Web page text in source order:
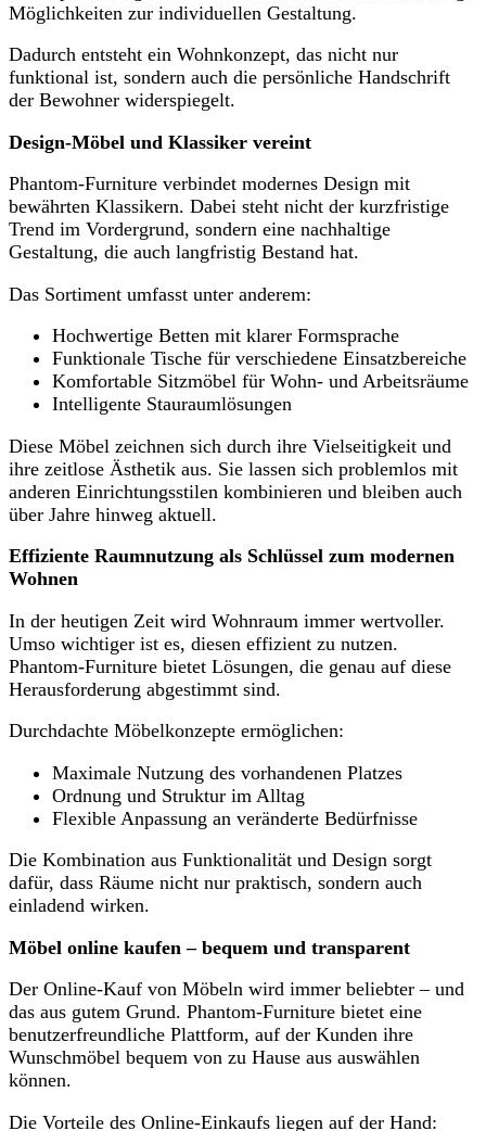
Möglichkeiten zur individuellen Gestaltung.
Dadurch entsteht ein Wohnkonzept, das nicht nur
funktional ist, sondern auch die persönliche Handschrift
der Bewohner widerspiegelt.
Design-Möbel und Klassiker vereint
Phantom-Furniture verbindet modernes Design mit
bewährten Klassikern. Dabei steht nicht der kurzfristige
Trend im Vordergrund, sondern eine nachhaltige
Gestaltung, die auch langfristig Bestand hat.
Das Sortiment umfasst unter anderem:
Hochwertige Betten mit klarer Formsprache
Funktionale Tische für verschiedene Einsatzbereiche
Komfortable Sitzmöbel für Wohn- und Arbeitsräume
Intelligente Stauraumlösungen
Diese Möbel zeichnen sich durch ihre Vielseitigkeit und
ihre zeitlose Ästhetik aus. Sie lassen sich problemlos mit
anderen Einrichtungsstilen kombinieren und bleiben auch
über Jahre hinweg aktuell.
Effiziente Raumnutzung als Schlüssel zum modernen
Wohnen
In der heutigen Zeit wird Wohnraum immer wertvoller.
Umso wichtiger ist es, diesen effizient zu nutzen.
Phantom-Furniture bietet Lösungen, die genau auf diese
Herausforderung abgestimmt sind.
Durchdachte Möbelkonzepte ermöglichen:
Maximale Nutzung des vorhandenen Platzes
Ordnung und Struktur im Alltag
Flexible Anpassung an veränderte Bedürfnisse
Die Kombination aus Funktionalität und Design sorgt
dafür, dass Räume nicht nur praktisch, sondern auch
einladend wirken.
Möbel online kaufen – bequem und transparent
Der Online-Kauf von Möbeln wird immer beliebter – und
das aus gutem Grund. Phantom-Furniture bietet eine
benutzerfreundliche Plattform, auf der Kunden ihre
Wunschmöbel bequem von zu Hause aus auswählen
können.
Die Vorteile des Online-Einkaufs liegen auf der Hand: